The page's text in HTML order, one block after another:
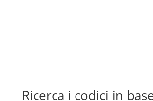
Ricerca i codici in